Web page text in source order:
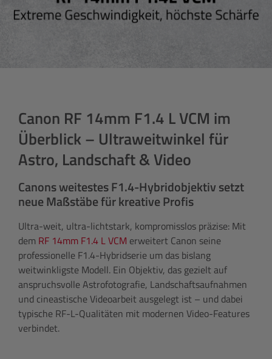
Canon RF 14mm F1.4 L VCM im
Überblick – Ultraweitwinkel für
Astro, Landschaft & Video
Canons weitestes F1.4-Hybridobjektiv setzt
neue Maßstäbe für kreative Profis
Ultra-weit, ultra-lichtstark, kompromisslos präzise: Mit
dem RF 14mm F1.4 L VCM erweitert Canon seine
professionelle F1.4-Hybridserie um das bislang
weitwinkligste Modell. Ein Objektiv, das gezielt auf
anspruchsvolle Astrofotografie, Landschaftsaufnahmen
und cineastische Videoarbeit ausgelegt ist – und dabei
typische RF-L-Qualitäten mit modernen Video-Features
verbindet.